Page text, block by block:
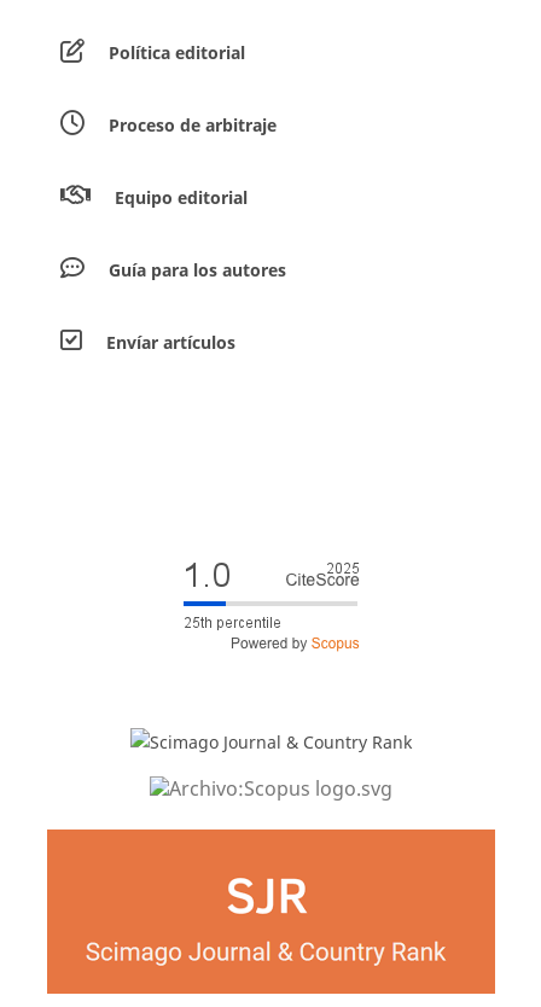
Política editorial
Proceso de arbitraje
Equipo editorial
Guía para los autores
Envíar artículos